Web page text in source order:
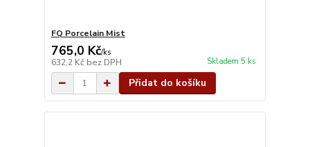
FQ Porcelain Mist
765,0 Kč/ks
632,2 Kč bez DPH Skladem 5 ks
Přidat do košíku